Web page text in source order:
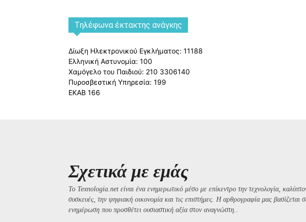
Tηλέφωνα έκτακτης ανάγκης
Δίωξη Ηλεκτρονικού Εγκλήματος: 11188
Ελληνική Αστυνομία: 100
Χαμόγελο του Παιδιού: 210 3306140
Πυροσβεστική Υπηρεσία: 199
ΕΚΑΒ 166
Σχετικά με εμάς
Το Texnologia.net είναι ένα ενημερωτικό μέσο με επίκεντρο την τεχνολογία,
συσκευές, την ψηφιακή οικονομία και τις επιστήμες. Η αρθρογραφία μας
ενημέρωση που προσθέτει ουσιαστική αξία στον αναγνώστη..